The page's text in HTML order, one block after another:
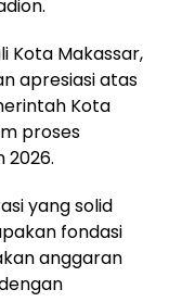
Kota Makassar,
apresiasi atas
Kota
proses
2026.
yang solid
fondasi
anggaran